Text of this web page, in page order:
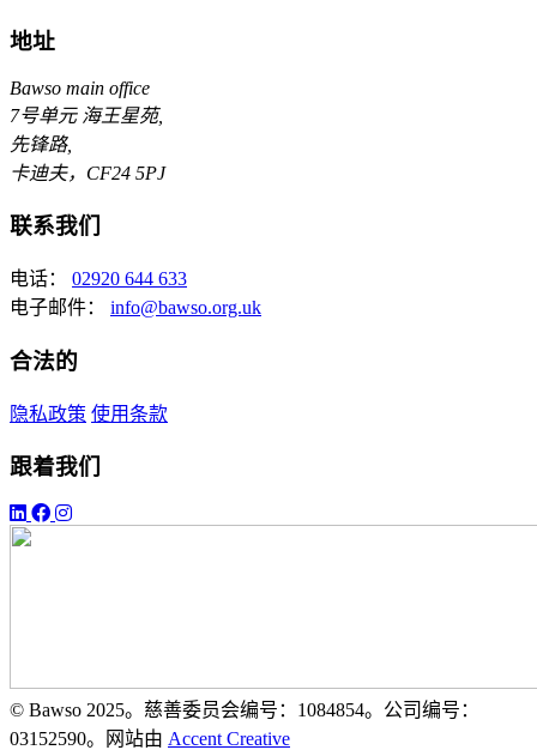
地址
Bawso main office
7号单元 海王星苑,
先锋路,
卡迪夫，CF24 5PJ
联系我们
电话：
02920 644 633
电子邮件：
info@bawso.org.uk
合法的
隐私政策 使用条款
跟着我们
© Bawso 2025。慈善委员会编号：1084854。公司编号：
03152590。网站由 Accent Creative